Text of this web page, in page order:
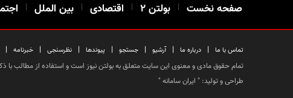
صفحه نخست | بولتن ۲ | اقتصادی | بین الملل |
تماس با ما | درباره ما | آرشیو | جستجو | پیوندها | نظرسنجی | خبرنامه |
تمام حقوق مادی و معنوی این سایت متعلق به بولتن نیوز است و استفاده از مطالب با
طراحی و تولید: " ایران سامانه"